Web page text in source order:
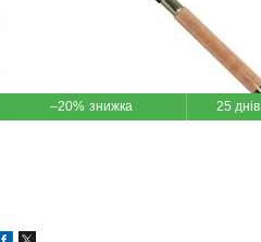
–20% 25 днів